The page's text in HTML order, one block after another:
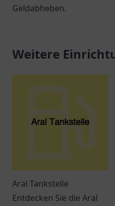
Geldabheben.
Weitere
Aral Tankstelle
Entdecken Sie die Aral